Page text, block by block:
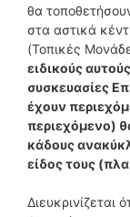
θα
στα αστικά
(Τοπικές
ειδικούς
συσκευασίες
έχουν
περιεχόμενο)
κάδους
είδος τους
Διευκρινίζεται